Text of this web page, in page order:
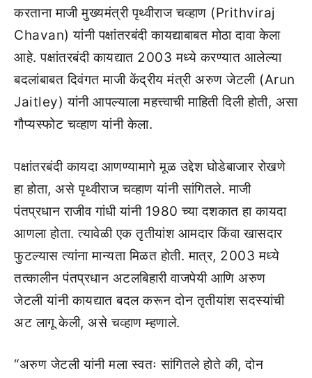
करताना माजी मुख्यमंत्री पृथ्वीराज चव्हाण (Prithviraj
Chavan) यांनी पक्षांतरबंदी कायद्याबाबत मोठा दावा केला
आहे. पक्षांतरबंदी कायद्यात 2003 मध्ये करण्यात आलेल्या
बदलांबाबत दिवंगत माजी केंद्रीय मंत्री अरुण जेटली (Arun
Jaitley) यांनी आपल्याला महत्त्वाची माहिती दिली होती, असा
गौप्यस्फोट चव्हाण यांनी केला.
पक्षांतरबंदी कायदा आणण्यामागे मूळ उद्देश घोडेबाजार रोखणे
हा होता, असे पृथ्वीराज चव्हाण यांनी सांगितले. माजी
पंतप्रधान राजीव गांधी यांनी 1980 च्या दशकात हा कायदा
आणला होता. त्यावेळी एक तृतीयांश आमदार किंवा खासदार
फुटल्यास त्यांना मान्यता मिळत होती. मात्र, 2003 मध्ये
तत्कालीन पंतप्रधान अटलबिहारी वाजपेयी आणि अरुण
जेटली यांनी कायद्यात बदल करून दोन तृतीयांश सदस्यांची
अट लागू केली, असे चव्हाण म्हणाले.
“अरुण जेटली यांनी मला स्वतः सांगितले होते की, दोन